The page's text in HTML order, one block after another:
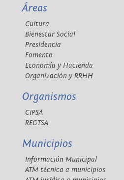
Áreas
Cultura
Bienestar Social
Presidencia
Fomento
Economía y Hacienda
Organización y RRHH
Organismos
CIPSA
REGTSA
Municipios
Información Municipal
ATM técnica a municipios